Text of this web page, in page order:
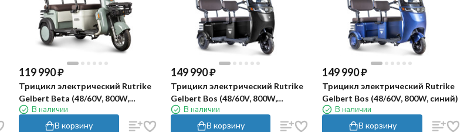
119 990₽
Трицикл электрический Rutrike
Gelbert Beta (48/60V, 800W,
сереребристо-белый)
В наличии
В корзину
149 990₽
Трицикл электрический Rutrike
Gelbert Bos (48/60V, 800W,
черный)
В наличии
В корзину
149 990₽
Трицикл электрический Rutrike
Gelbert Bos (48/60V, 800W, синий)
В наличии
В корзину